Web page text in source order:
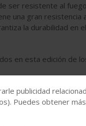
ser resistente al
una gran resistencia
la durabilidad en el
en esta edición de
publicidad
Puedes obtener